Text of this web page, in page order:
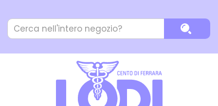
contenuto
principale
Cerca
Prodotto